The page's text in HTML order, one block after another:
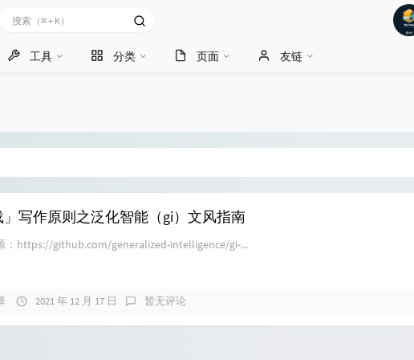
工具 分类 页面 友链
」写作原则之泛化智能（gi）文风指南
：https://github.com/generalized-intelligence/gi-...
2021 年 12 月 17 日 暂无评论